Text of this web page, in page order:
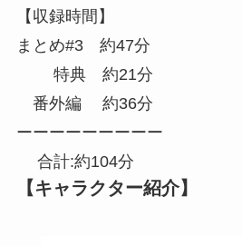
【収録時間】
まとめ#3 約47分
特典 約21分
番外編 約36分
ーーーーーーーーー
合計:約104分
【キャラクター紹介】